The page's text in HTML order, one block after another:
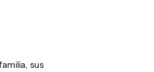
sus